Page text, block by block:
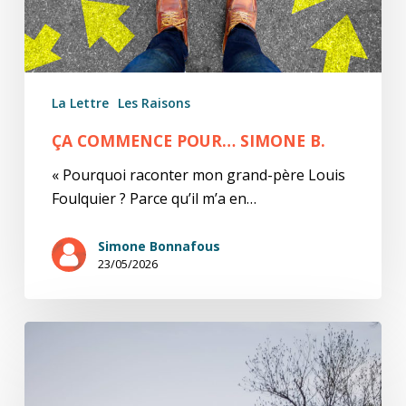
La Lettre Les Raisons
ÇA COMMENCE POUR… SIMONE B.
« Pourquoi raconter mon grand-père Louis
Foulquier ? Parce qu’il m’a en…
Simone Bonnafous
23/05/2026